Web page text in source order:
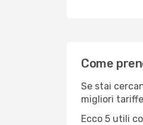
Come
Se stai
migliori
Ecco 5 utili